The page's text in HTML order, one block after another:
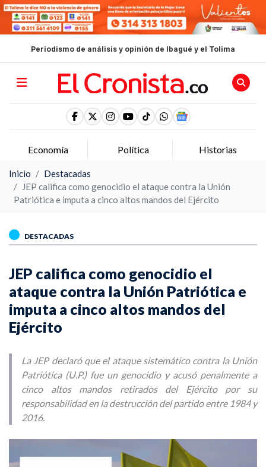
Periodismo de análisis y opinión de Ibagué y el Tolima
Economía Política Historias
Inicio
Destacadas
JEP califica como genocidio el ataque contra la Unión
Patriótica e imputa a cinco altos mandos del Ejército
DESTACADAS
JEP califica como genocidio el
ataque contra la Unión Patriótica e
imputa a cinco altos mandos del
Ejército
La JEP declaró que el ataque sistemático contra la Unión
Patriótica (U.P.) fue un genocidio y acusó penalmente a
cinco altos mandos retirados del Ejército por su
responsabilidad en la destrucción del partido entre 1984 y
2016.